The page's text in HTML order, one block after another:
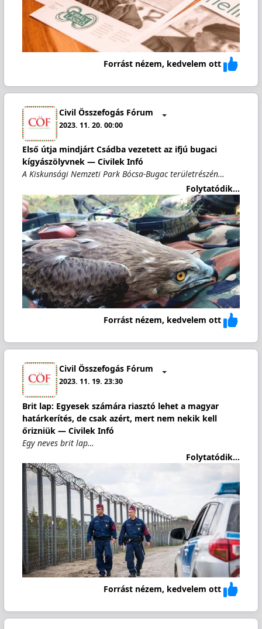
Forrást nézem, kedvelem ott
Civil Összefogás Fórum
2023. 11. 20. 00:00
Első útja mindjárt Csádba vezetett az ifjú bugaci
kígyászölyvnek — Civilek Infó
A Kiskunsági Nemzeti Park Bócsa-Bugac területrészén…
Folytatódik...
Forrást nézem, kedvelem ott
Civil Összefogás Fórum
2023. 11. 19. 23:30
Brit lap: Egyesek számára riasztó lehet a magyar
határkerítés, de csak azért, mert nem nekik kell
őrizniük — Civilek Infó
Egy neves brit lap…
Folytatódik...
Forrást nézem, kedvelem ott